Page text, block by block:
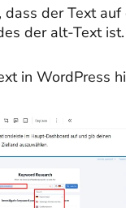
dass der Text auf
der alt-Text ist.
in WordPress